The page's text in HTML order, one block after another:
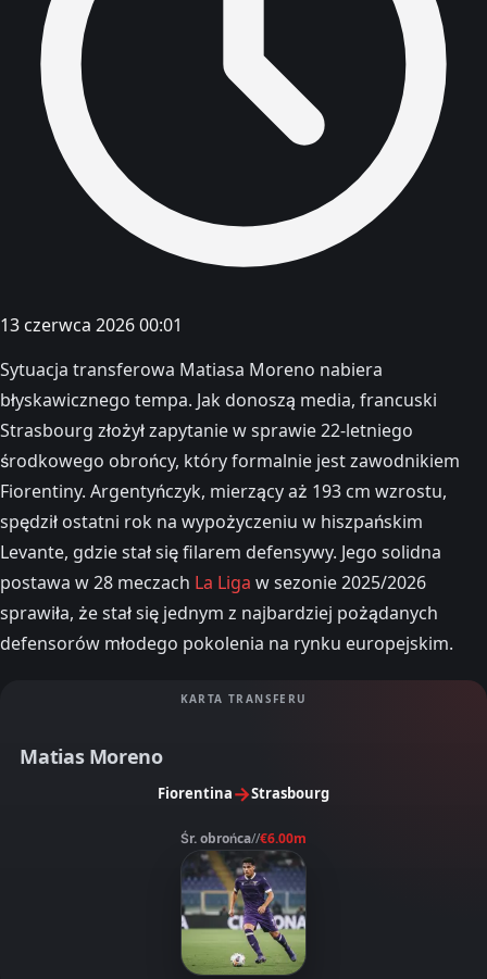
13 czerwca 2026 00:01
Sytuacja transferowa Matiasa Moreno nabiera
błyskawicznego tempa. Jak donoszą media, francuski
Strasbourg złożył zapytanie w sprawie 22-letniego
środkowego obrońcy, który formalnie jest zawodnikiem
Fiorentiny. Argentyńczyk, mierzący aż 193 cm wzrostu,
spędził ostatni rok na wypożyczeniu w hiszpańskim
Levante, gdzie stał się filarem defensywy. Jego solidna
postawa w 28 meczach La Liga w sezonie 2025/2026
sprawiła, że stał się jednym z najbardziej pożądanych
defensorów młodego pokolenia na rynku europejskim.
KARTA TRANSFERU
Matias Moreno
Fiorentina→Strasbourg
Śr. obrońca//€6.00m